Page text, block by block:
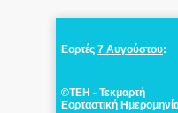
Εορτές 7 Αυγούστου:
©ΤΕΗ - Τεκμαρτή
Εορταστική